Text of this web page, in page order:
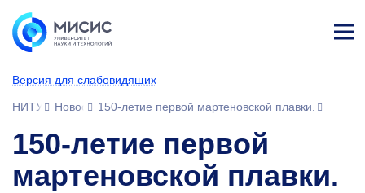
Версия для слабовидящих
ине
НИТУ МИСИС
Новости150-летие первой мартеновской плавки.
150-летие первой
мартеновской плавки.